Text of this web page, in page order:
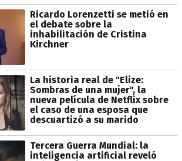
Ricardo Lorenzetti se metió en
el debate sobre la
inhabilitación de Cristina
Kirchner
La historia real de "Elize:
Sombras de una mujer", la
nueva película de Netflix sobre
el caso de una esposa que
descuartizó a su marido
Tercera Guerra Mundial: la
inteligencia artificial reveló